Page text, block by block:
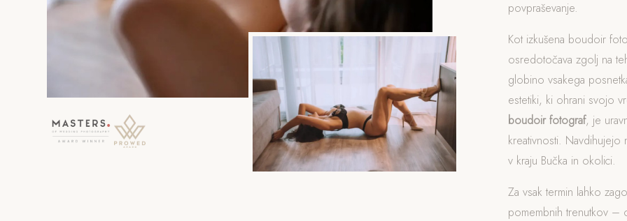
povpraševanje.
Kot izkušena boudoir
osredotočava zgolj na
globino vsakega
estetiki, ki ohrani svojo
boudoir fotograf, je
kreativnosti.
v kraju Bučka in okolici.
Za vsak termin lahko
pomembnih trenutkov –